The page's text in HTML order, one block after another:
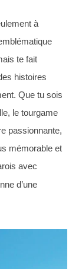
à
te fait
histoires
Que tu sois
le tourgame
passionnante,
mémorable et
avec
d’une